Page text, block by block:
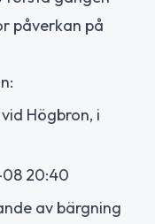
påverkan på
Högbron, i
20:40
av bärgning